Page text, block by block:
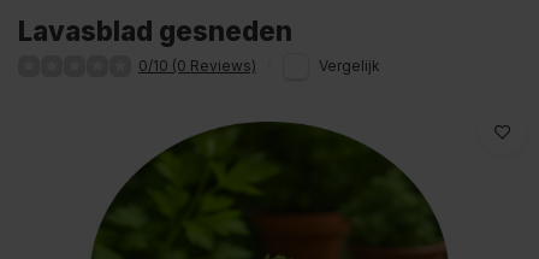
Lavasblad gesneden
0/10 (0 Reviews) Vergelijk